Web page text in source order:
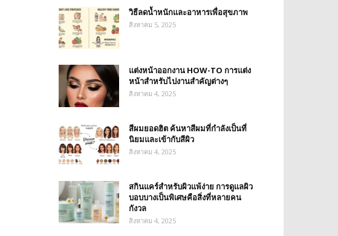
วิธีลดน้ำหนักและอาหารเพื่อสุขภาพ
สิงหาคม 5, 2025
แต่งหน้าออกงาน HOW-TO การแต่ง
หน้าสำหรับไปงานสำคัญต่างๆ
สิงหาคม 4, 2025
สีผมยอดฮิต ค้นหาสีผมที่กำลังเป็นที่
นิยมและเข้ากับสีผิว
สิงหาคม 4, 2025
สกินแคร์สำหรับผิวแพ้ง่าย การดูแลผิว
บอบบางเป็นพิเศษคือสิ่งที่หลายคน
กังวล
สิงหาคม 4, 2025